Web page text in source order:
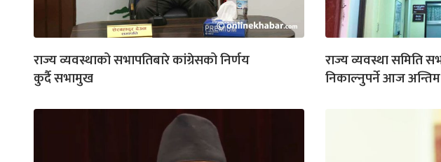
राज्य व्यवस्थाको सभापतिबारे कांग्रेसको निर्णय
कुर्दै सभामुख
राज्य व्यवस्था समिति
निकाल्नुपर्ने आज